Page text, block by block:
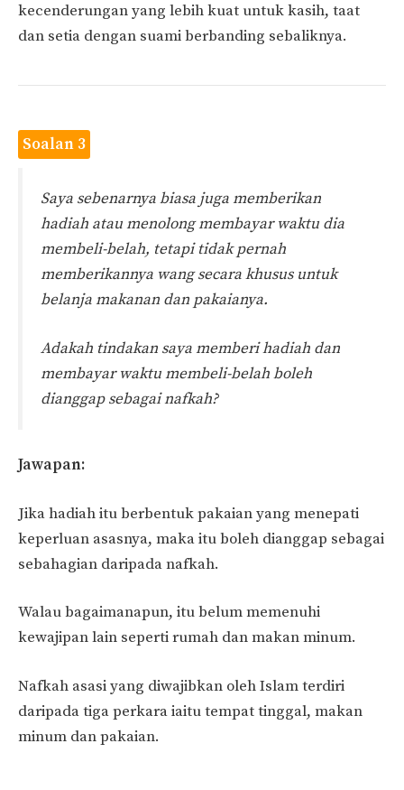
kecenderungan yang lebih kuat untuk kasih, taat
dan setia dengan suami berbanding sebaliknya.
Soalan 3
Saya sebenarnya biasa juga memberikan
hadiah atau menolong membayar waktu dia
membeli-belah, tetapi tidak pernah
memberikannya wang secara khusus untuk
belanja makanan dan pakaianya.
Adakah tindakan saya memberi hadiah dan
membayar waktu membeli-belah boleh
dianggap sebagai nafkah?
Jawapan:
Jika hadiah itu berbentuk pakaian yang menepati
keperluan asasnya, maka itu boleh dianggap sebagai
sebahagian daripada nafkah.
Walau bagaimanapun, itu belum memenuhi
kewajipan lain seperti rumah dan makan minum.
Nafkah asasi yang diwajibkan oleh Islam terdiri
daripada tiga perkara iaitu tempat tinggal, makan
minum dan pakaian.